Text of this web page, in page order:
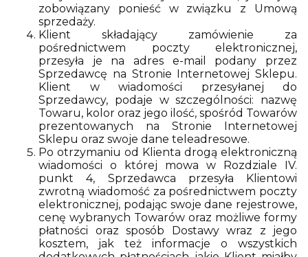
zobowiązany ponieść w związku z Umową
sprzedaży.
Klient składający zamówienie za
pośrednictwem poczty elektronicznej,
przesyła je na adres e-mail podany przez
Sprzedawcę na Stronie Internetowej Sklepu.
Klient w wiadomości przesyłanej do
Sprzedawcy, podaje w szczególności: nazwę
Towaru, kolor oraz jego ilość, spośród Towarów
prezentowanych na Stronie Internetowej
Sklepu oraz swoje dane teleadresowe.
Po otrzymaniu od Klienta drogą elektroniczną
wiadomości o której mowa w Rozdziale IV.
punkt 4, Sprzedawca przesyła Klientowi
zwrotną wiadomość za pośrednictwem poczty
elektronicznej, podając swoje dane rejestrowe,
cenę wybranych Towarów oraz możliwe formy
płatności oraz sposób Dostawy wraz z jego
kosztem, jak też informacje o wszystkich